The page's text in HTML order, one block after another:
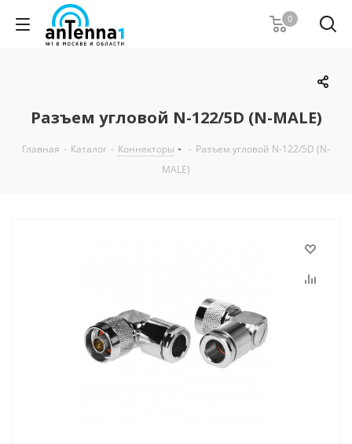
0
Разъем угловой N-122/5D (N-MALE)
Главная - Каталог - Коннекторы - Разъем угловой N-122/5D (N-
MALE)